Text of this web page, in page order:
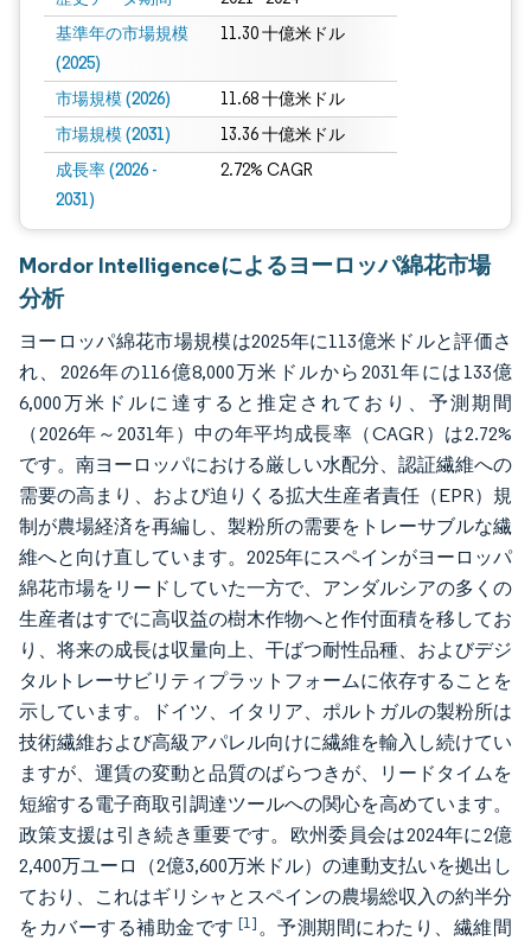
基準年の市場規模
(2025)
11.30 十億米ドル
市場規模 (2026) 11.68 十億米ドル
市場規模 (2031) 13.36 十億米ドル
成長率 (2026 -
2031)
2.72% CAGR
Mordor Intelligenceによるヨーロッパ綿花市場
分析
ヨーロッパ綿花市場規模は2025年に113億米ドルと評価さ
れ、2026年の116億8,000万米ドルから2031年には133億
6,000万米ドルに達すると推定されており、予測期間
（2026年～2031年）中の年平均成長率（CAGR）は2.72%
です。南ヨーロッパにおける厳しい水配分、認証繊維への
需要の高まり、および迫りくる拡大生産者責任（EPR）規
制が農場経済を再編し、製粉所の需要をトレーサブルな繊
維へと向け直しています。2025年にスペインがヨーロッパ
綿花市場をリードしていた一方で、アンダルシアの多くの
生産者はすでに高収益の樹木作物へと作付面積を移してお
り、将来の成長は収量向上、干ばつ耐性品種、およびデジ
タルトレーサビリティプラットフォームに依存することを
示しています。ドイツ、イタリア、ポルトガルの製粉所は
技術繊維および高級アパレル向けに繊維を輸入し続けてい
ますが、運賃の変動と品質のばらつきが、リードタイムを
短縮する電子商取引調達ツールへの関心を高めています。
政策支援は引き続き重要です。欧州委員会は2024年に2億
2,400万ユーロ（2億3,600万米ドル）の連動支払いを拠出し
ており、これはギリシャとスペインの農場総収入の約半分
をカバーする補助金です[1]。予測期間にわたり、繊維間